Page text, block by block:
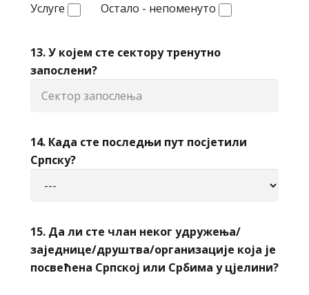
Услуге
Остало - непоменуто
13. У којем сте сектору тренутно
запослени?
14. Када сте последњи пут посјетили
Српску?
15. Да ли сте члан неког удружења/
заједнице/друштва/организације која је
посвећена Српској или Србима у цјелини?